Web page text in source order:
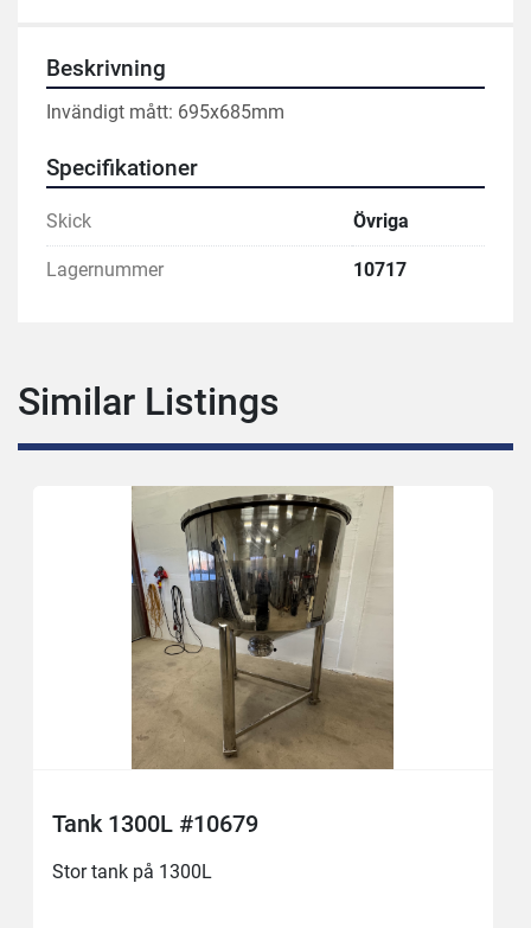
Beskrivning
Invändigt mått: 695x685mm
Specifikationer
Skick Övriga
Lagernummer 10717
Similar Listings
Tank 1300L #10679
Stor tank på 1300L